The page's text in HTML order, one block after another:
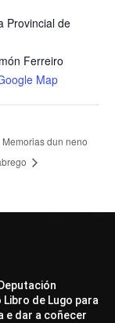
Provincial de
Ferreiro
Map
Memorias dun neno
de Lugo para
e dar a coñecer